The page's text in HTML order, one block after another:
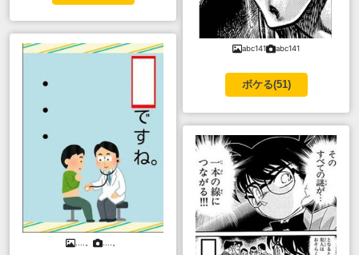
abc141 abc141
ボケる(51)